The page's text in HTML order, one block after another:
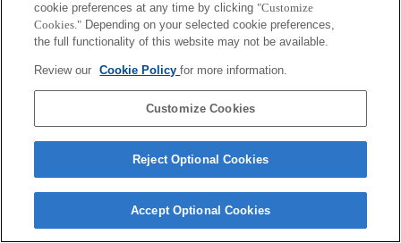
cookie preferences at any time by clicking "Customize
Cookies." Depending on your selected cookie preferences,
the full functionality of this website may not be available.
Review our Cookie Policyfor more information.
Customize Cookies
Reject Optional Cookies
Accept Optional Cookies